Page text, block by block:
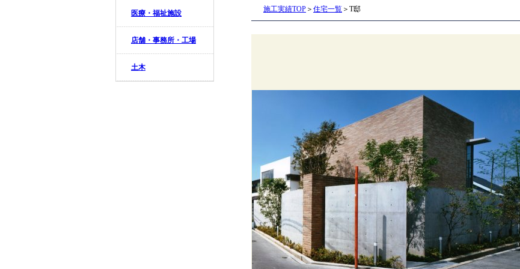
医療・福祉施設
店舗・事務所・工場
土木
施工実績TOP ＞ 住宅一覧 ＞T邸